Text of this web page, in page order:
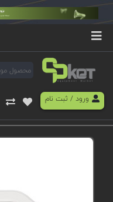
ورود/ ثبت نام